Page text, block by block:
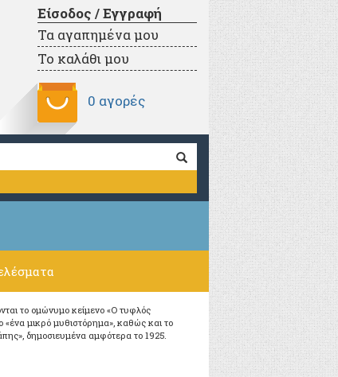
Είσοδος / Εγγραφή
Τα αγαπημένα μου
Το καλάθι μου
0 αγορές
το ομώνυμο κείμενο «Ο τυφλός
«ένα μικρό μυθιστόρημα», καθώς και το
δημοσιευμένα αμφότερα το 1925.